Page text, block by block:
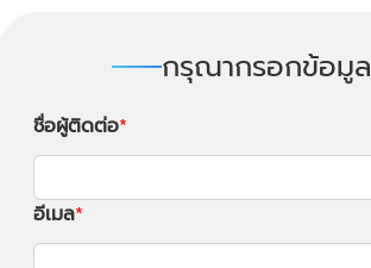
กรุณากรอกข้อมูล
ชื่อผู้ติดต่อ
อีเมล